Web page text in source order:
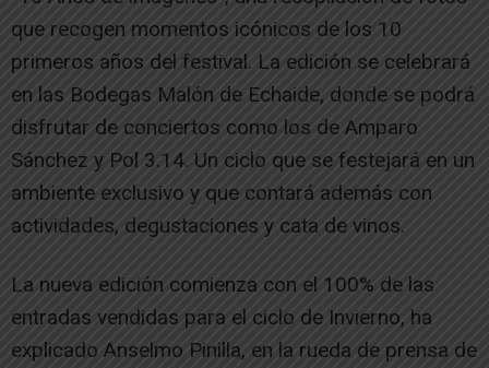
que recogen momentos icónicos de los 10
primeros años del festival. La edición se celebrará
en las Bodegas Malón de Echaide, donde se podrá
disfrutar de conciertos como los de Amparo
Sánchez y Pol 3.14. Un ciclo que se festejará en un
ambiente exclusivo y que contará además con
actividades, degustaciones y cata de vinos.
La nueva edición comienza con el 100% de las
entradas vendidas para el ciclo de Invierno, ha
explicado Anselmo Pinilla, en la rueda de prensa de